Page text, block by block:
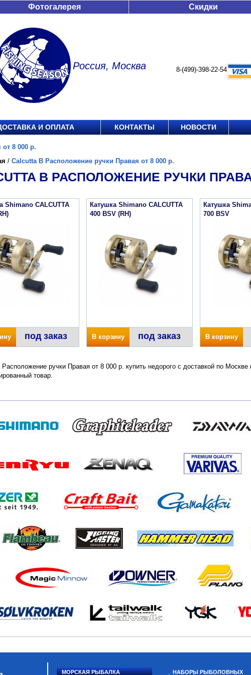
Фотогалерея Скидки
Россия, Москва 8-(499)-398-22-54
И ОПЛАТА КОНТАКТЫ НОВОСТИ
8 000 р.
/ Calcutta B Расположение ручки Правая от 8 000 р.
B РАСПОЛОЖЕНИЕ РУЧКИ
Shimano CALCUTTA
под заказ
Катушка Shimano CALCUTTA
400 BSV (RH)
В корзину под заказ
Катушка
700 BSV
В корзину
ручки Правая от 8 000 р. купить недорого с доставкой по
товар.
МОРСКАЯ РЫБАЛКА НАБОРЫ РЫБОЛОВНЫХ